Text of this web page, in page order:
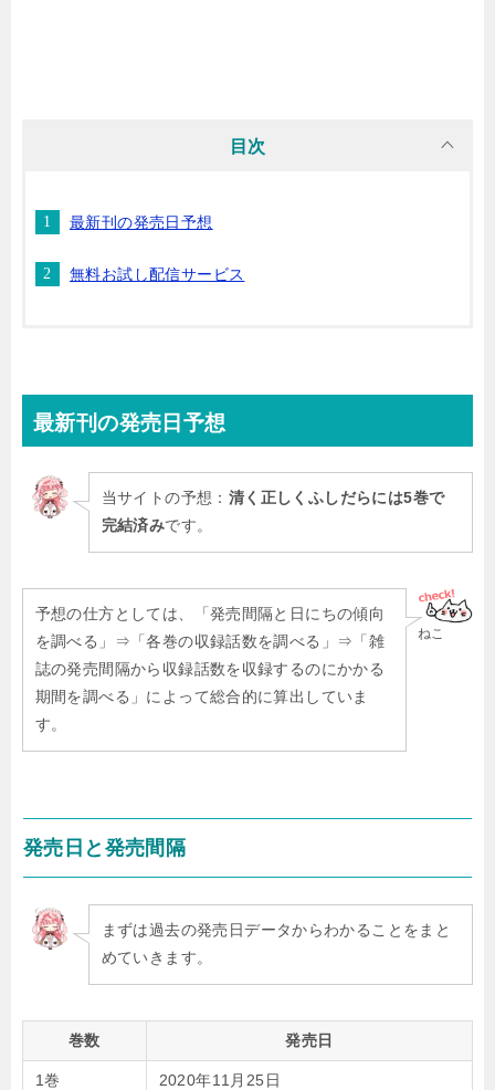
目次
最新刊の発売日予想
無料お試し配信サービス
最新刊の発売日予想
当サイトの予想： 清く正しくふしだらには5巻で
完結済みです。
ねこ
予想の仕方としては、「発売間隔と日にちの傾向
を調べる」⇒「各巻の収録話数を調べる」⇒「雑
誌の発売間隔から収録話数を収録するのにかかる
期間を調べる」によって総合的に算出していま
す。
発売日と発売間隔
まずは過去の発売日データからわかることをまと
めていきます。
巻数 発売日
1巻 2020年11月25日